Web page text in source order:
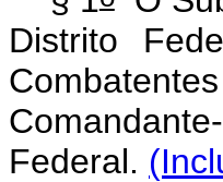
Distrito
Federal.